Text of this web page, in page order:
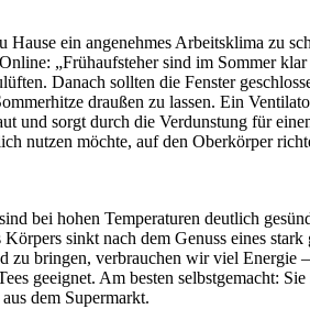
ein angenehmes Arbeitsklima zu
„Frühaufsteher sind im Sommer
Danach sollten die Fenster
draußen zu lassen. Ein
und sorgt durch die Verdunstung für
nutzen möchte, auf den Oberkörper
bei hohen Temperaturen deutlich
sinkt nach dem Genuss eines
zu bringen, verbrauchen wir viel
geeignet. Am besten selbstgemacht:
dem Supermarkt.